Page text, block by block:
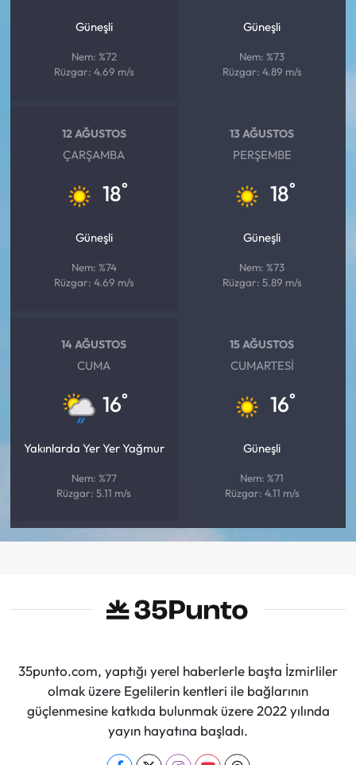
Güneşli
Nem: %72
Rüzgar: 4.69 m/s
Güneşli
Nem: %73
Rüzgar: 4.89 m/s
12 AĞUSTOS
ÇARŞAMBA
18°
Güneşli
Nem: %74
Rüzgar: 4.69 m/s
13 AĞUSTOS
PERŞEMBE
18°
Güneşli
Nem: %73
Rüzgar: 5.89 m/s
14 AĞUSTOS
CUMA
16°
Yakınlarda Yer Yer Yağmur
Nem: %77
Rüzgar: 5.11 m/s
15 AĞUSTOS
CUMARTESI
16°
Güneşli
Nem: %71
Rüzgar: 4.11 m/s
35punto.com, yaptığı yerel haberlerle başta İzmirliler
olmak üzere Egelilerin kentleri ile bağlarının
güçlenmesine katkıda bulunmak üzere 2022 yılında
yayın hayatına başladı.